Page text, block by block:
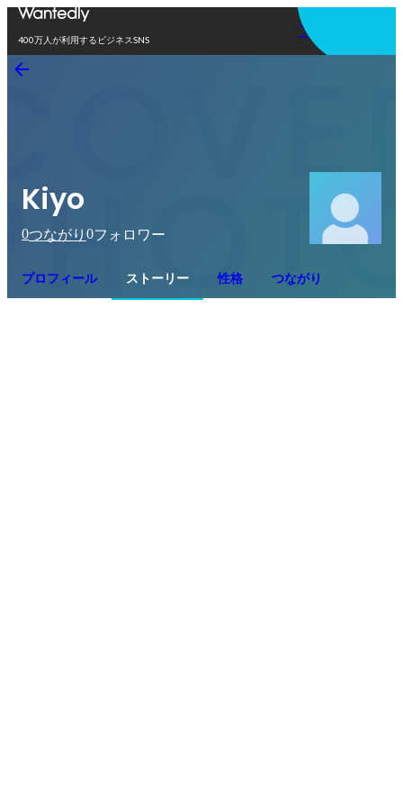
400万人が利用するビジネスSNS
アプリを使う
Kiyo
0つながり 0フォロワー
プロフィール ストーリー 性格 つながり